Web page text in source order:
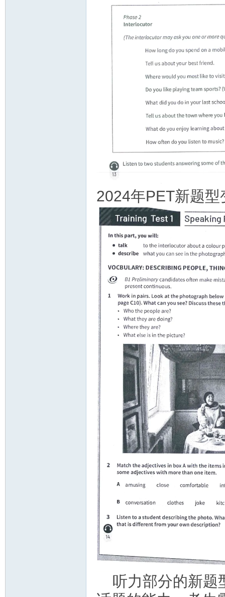
2024年PET新题
听力部分的新题